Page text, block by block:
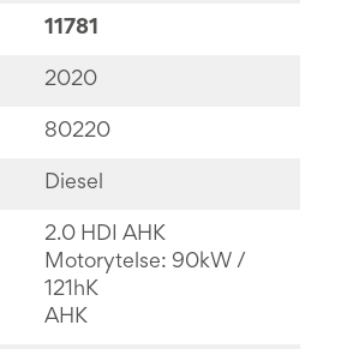
11781
2020
80220
Diesel
2.0 HDI AHK
Motorytelse: 90kW /
121hK
AHK